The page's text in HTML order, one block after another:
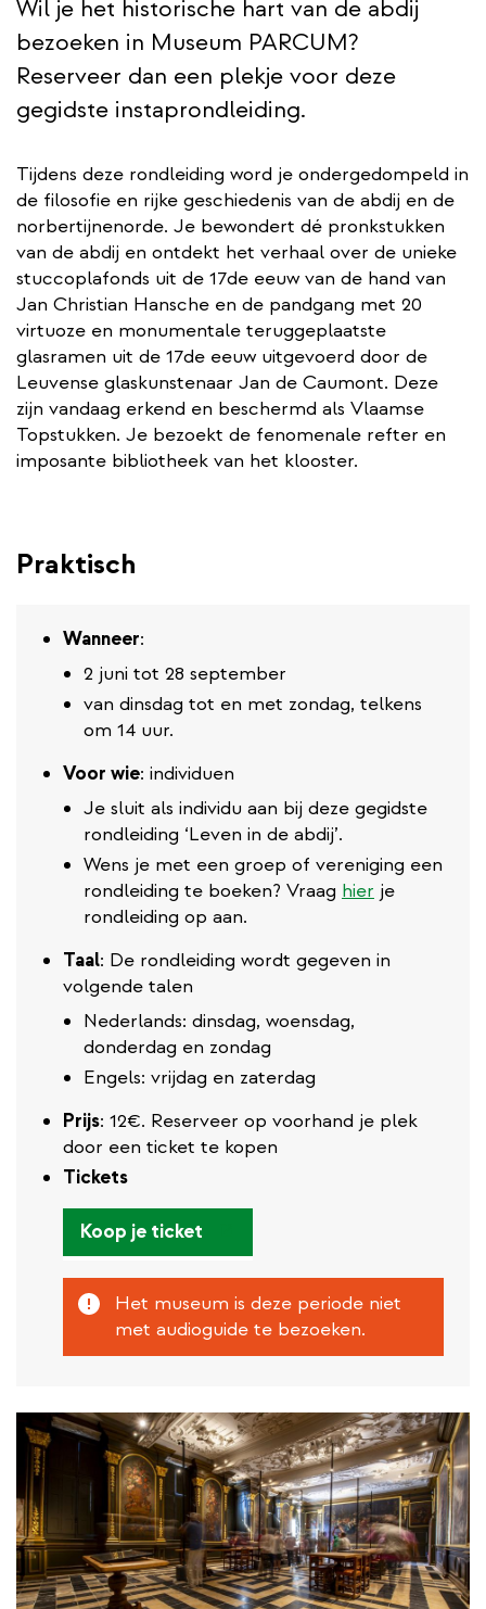
Wil je het historische hart van de abdij
bezoeken in Museum PARCUM?
Reserveer dan een plekje voor deze
gegidste instaprondleiding.
Tijdens deze rondleiding word je ondergedompeld in
de filosofie en rijke geschiedenis van de abdij en de
norbertijnenorde. Je bewondert dé pronkstukken
van de abdij en ontdekt het verhaal over de unieke
stuccoplafonds uit de 17de eeuw van de hand van
Jan Christian Hansche en de pandgang met 20
virtuoze en monumentale teruggeplaatste
glasramen uit de 17de eeuw uitgevoerd door de
Leuvense glaskunstenaar Jan de Caumont. Deze
zijn vandaag erkend en beschermd als Vlaamse
Topstukken. Je bezoekt de fenomenale refter en
imposante bibliotheek van het klooster.
Praktisch
Wanneer:
2 juni tot 28 september
van dinsdag tot en met zondag, telkens
om 14 uur.
Voor wie: individuen
Je sluit als individu aan bij deze gegidste
rondleiding ‘Leven in de abdij’.
Wens je met een groep of vereniging een
rondleiding te boeken? Vraag hier je
rondleiding op aan.
Taal: De rondleiding wordt gegeven in
volgende talen
Nederlands: dinsdag, woensdag,
donderdag en zondag
Engels: vrijdag en zaterdag
Prijs: 12€. Reserveer op voorhand je plek
door een ticket te kopen
Tickets
Koop je ticket
link)
Het museum is deze periode niet
met audioguide te bezoeken.